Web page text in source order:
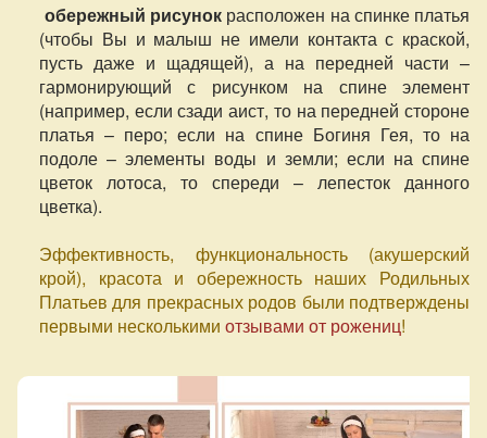
обережный рисунок расположен на спинке платья
(чтобы Вы и малыш не имели контакта с краской,
пусть даже и щадящей), а на передней части –
гармонирующий с рисунком на спине элемент
(например, если сзади аист, то на передней стороне
платья – перо; если на спине Богиня Гея, то на
подоле – элементы воды и земли; если на спине
цветок лотоса, то спереди – лепесток данного
цветка).
Эффективность, функциональность (акушерский
крой), красота и обережность наших Родильных
Платьев для прекрасных родов были подтверждены
первыми несколькими отзывами от рожениц!